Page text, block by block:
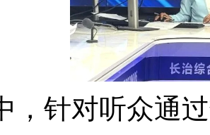
，针对听众通